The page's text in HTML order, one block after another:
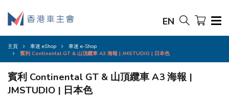
EN
主頁 車迷 eShop
車迷 e-Shop
賓利 Continental GT & 山頂纜車 A3 海報 | JMSTUDIO | 日本色
賓利 Continental GT & 山頂纜車 A3 海報 |
JMSTUDIO | 日本色